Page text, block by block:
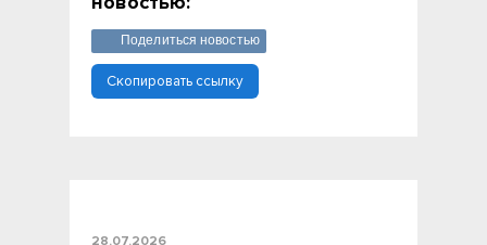
28.07.2026
Поделиться новостью
Скопировать ссылку